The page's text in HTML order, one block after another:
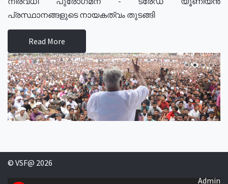
പ്രസ്ഥാനങ്ങളുടെ നായകത്വം തുടങ്ങി
Read More
© VSF@ 2026
Admin